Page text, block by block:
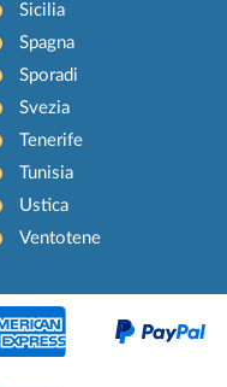
Sicilia
Spagna
Sporadi
Svezia
Tenerife
Tunisia
Ustica
Ventotene